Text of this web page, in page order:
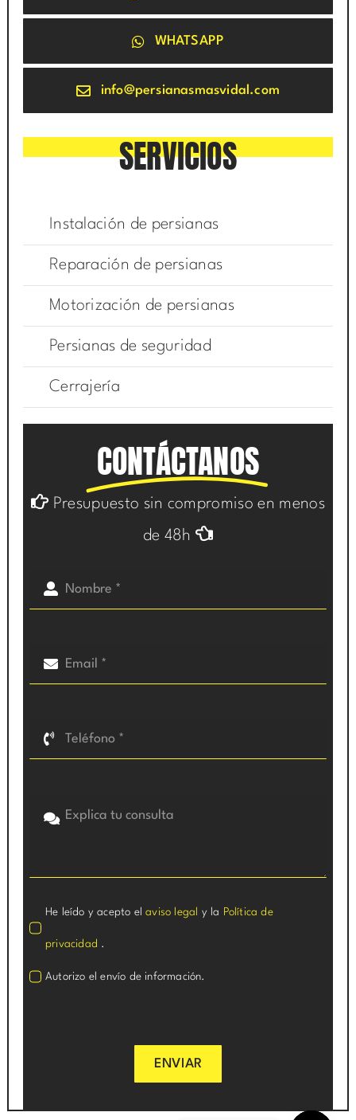
WHATSAPP
info@persianasmasvidal.com
SERVICIOS
Instalación de persianas
Reparación de persianas
Motorización de persianas
Persianas de seguridad
Cerrajería
CONTÁCTANOS
Presupuesto sin compromiso en menos
de 48h
He leído y acepto elaviso legal y la Política de
privacidad .
Autorizo el envío de información.
ENVIAR